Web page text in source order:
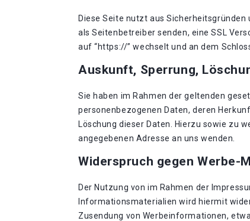
Diese Seite nutzt aus
als Seitenbetreiber senden, eine SSL
auf “https://” wechselt und an dem
Auskunft, Sperrung,
Sie haben im Rahmen der geltenden
personenbezogenen Daten, deren
Löschung dieser Daten. Hierzu sowie zu
angegebenen Adresse an uns wenden.
Widerspruch gegen Werbe-
Der Nutzung von im Rahmen der
Informationsmaterialien wird hiermit
Zusendung von Werbeinformationen,